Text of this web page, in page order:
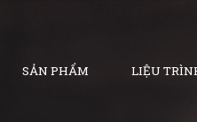
SẢN PHẨM LIỆU